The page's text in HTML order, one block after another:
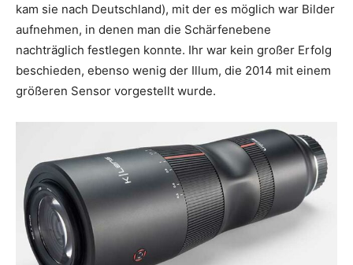
kam sie nach Deutschland), mit der es möglich war Bilder
aufnehmen, in denen man die Schärfenebene
nachträglich festlegen konnte. Ihr war kein großer Erfolg
beschieden, ebenso wenig der Illum, die 2014 mit einem
größeren Sensor vorgestellt wurde.